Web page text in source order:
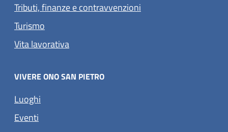
Tributi, finanze e contravvenzioni
Turismo
Vita lavorativa
VIVERE ONO SAN PIETRO
Luoghi
Eventi